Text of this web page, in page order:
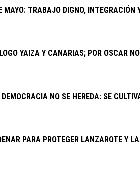
DE LA NUEVA PARADA
PARA QUE CLUBES Y
FIRME SOBRE EL SÁHARA
PRESUPUESTO GENERAL DE 2027
MAYO: TRABAJO DIGNO, INTEGRACIÓN
YAIZA Y CANARIAS; POR OSCAR
NO SE HEREDA: SE
PARA PROTEGER LANZAROTE Y